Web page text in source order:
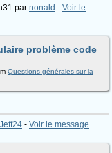
par nonald - Voir le
problème code
Questions générales sur la
Jeff24 - Voir le message